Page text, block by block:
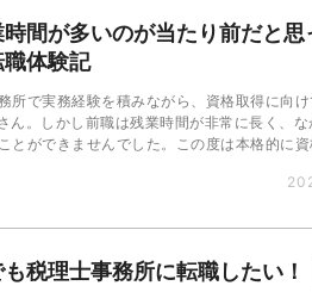
間が多いのが当たり前だと思
体験記
所で実務経験を積みながら、資格取得に向け
ん。しかし前職は残業時間が非常に長く、な
とができませんでした。この度は本格的に
税理士事務所に転職したい！